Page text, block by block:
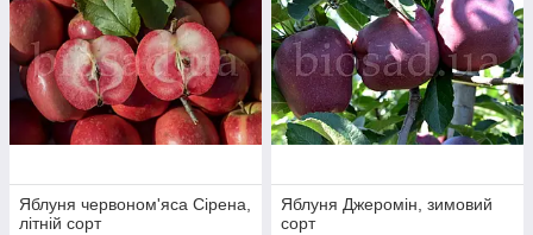
Яблуня червоном'яса Сірена,
літній сорт
Яблуня Джеромін, зимовий
сорт